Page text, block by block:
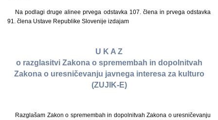
Na podlagi druge alinee prvega odstavka 107. člena in prvega odstavka
91. člena Ustave Republike Slovenije izdajam
U K A Z
o razglasitvi Zakona o spremembah in dopolnitvah
Zakona o uresničevanju javnega interesa za kulturo
(ZUJIK-E)
Razglašam Zakon o spremembah in dopolnitvah Zakona o uresničevanju